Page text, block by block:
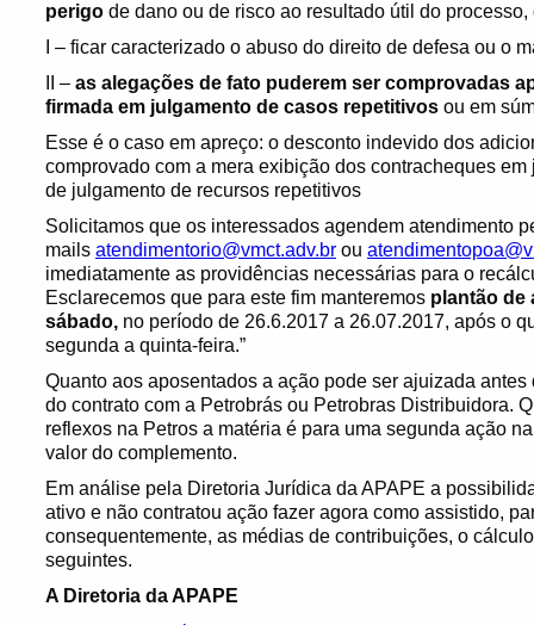
perigo de dano ou de risco ao resultado útil do processo,
I – ficar caracterizado o abuso do direito de defesa ou o
II – as alegações de fato puderem ser comprovadas
firmada em julgamento de casos repetitivos ou em
Esse é o caso em apreço: o desconto indevido dos
comprovado com a mera exibição dos contracheques
de julgamento de recursos repetitivos
Solicitamos que os interessados agendem atendimento
mails atendimentorio@vmct.adv.br ou
imediatamente as providências necessárias para o
Esclarecemos que para este fim manteremos plantão de
sábado, no período de 26.6.2017 a 26.07.2017, após o
segunda a quinta-feira.”
Quanto aos aposentados a ação pode ser ajuizada
do contrato com a Petrobrás ou Petrobras Distribuidora.
reflexos na Petros a matéria é para uma segunda ação
valor do complemento.
Em análise pela Diretoria Jurídica da APAPE a
ativo e não contratou ação fazer agora como assistido,
consequentemente, as médias de contribuições, o
seguintes.
A Diretoria da APAPE